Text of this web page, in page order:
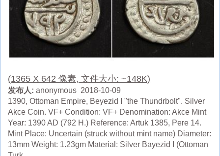
(1365 X 642 像素, 文件大小: ~148K)
发布人: anonymous 2018-10-09
1390, Ottoman Empire, Beyezid I "the Thundrbolt". Silver
Akce Coin. VF+ Condition: VF+ Denomination: Akce Mint
Year: 1390 AD (792 H.) Reference: Artuk 1385, Pere 14.
Mint Place: Uncertain (struck without mint name) Diameter:
13mm Weight: 1.23gm Material: Silver Bayezid I (Ottoman